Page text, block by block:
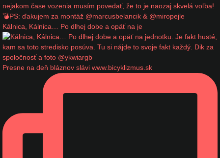
Kálnica, Kálnica… Po dlhej dobe a opäť na je
Presne na deň bláznov slávi www.bicyklizmus.sk